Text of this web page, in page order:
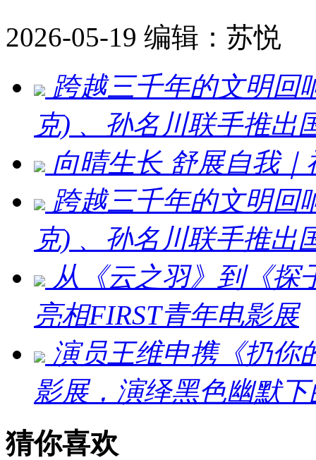
2026-05-19 编辑：苏悦
跨越三千年的文明回
克) 、孙名川联手推出
向晴生长 舒展自我
跨越三千年的文明回
克) 、孙名川联手推出
从《云之羽》到《探
亮相FIRST青年电影展
演员王维申携《扔你
影展，演绎黑色幽默
猜你喜欢